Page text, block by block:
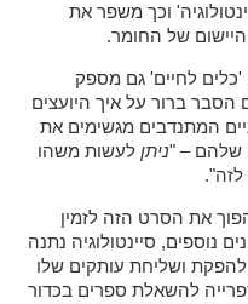
וכך משפר את
היישום של החומר.
לחיים' גם מספק
הסבר ברור על איך היועצים
המתנדבים מגשימים את
שלהם – "ניתן לעשות משהו
את הסרט הזה לזמין
נוספים, סיינטולוגיה נתנה
ושליחת עותקים שלו
להשאלת ספרים בכדור